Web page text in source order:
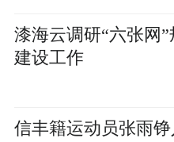
漆海云调研“六张网”
建设工作
信丰籍运动员张雨